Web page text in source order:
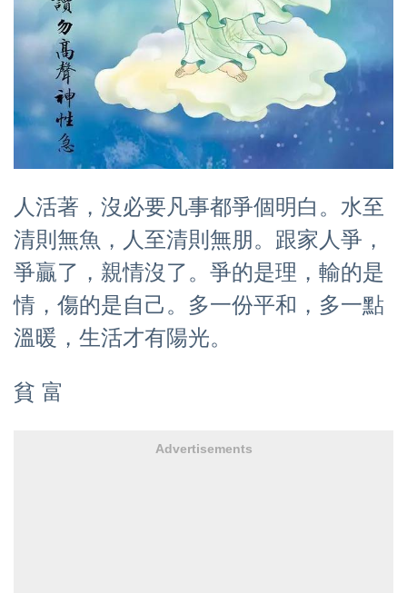
人活著，沒必要凡事都爭個明白。水至
清則無魚，人至清則無朋。跟家人爭，
爭贏了，親情沒了。爭的是理，輸的是
情，傷的是自己。多一份平和，多一點
溫暖，生活才有陽光。
貧 富
Advertisements